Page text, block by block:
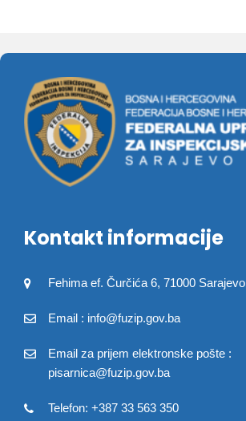
Kontakt informacije
Fehima ef. Čurčića 6, 71000 Sarajevo
Email : info@fuzip.gov.ba
Email za prijem elektronske pošte :
pisarnica@fuzip.gov.ba
Telefon: +387 33 563 350